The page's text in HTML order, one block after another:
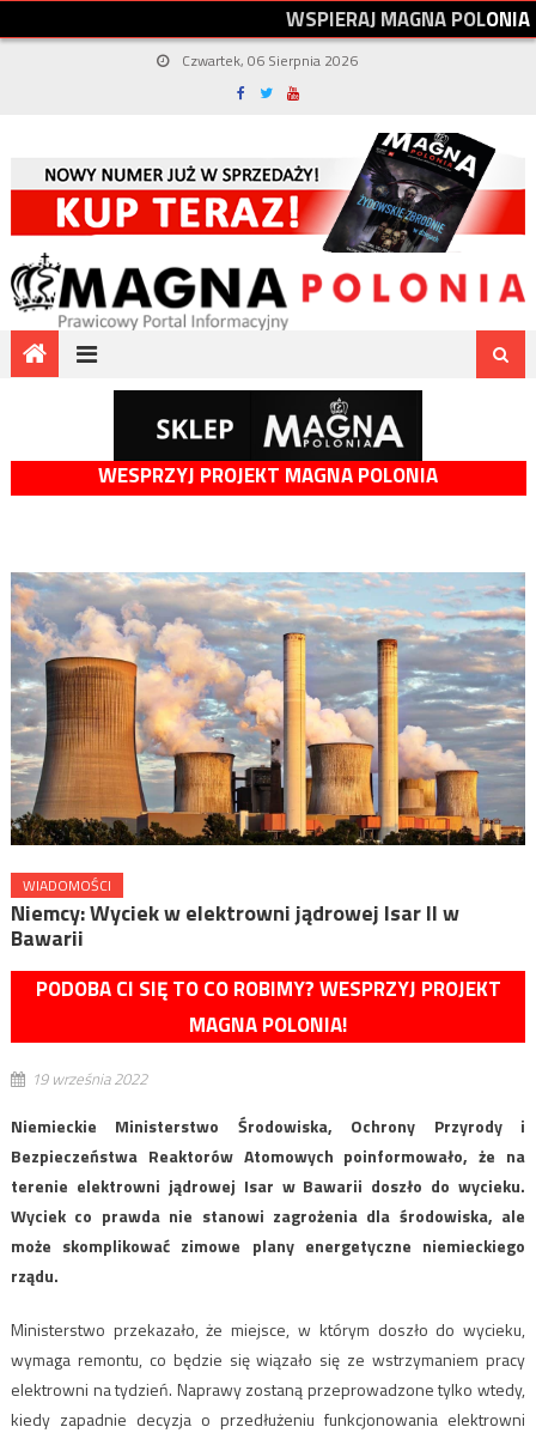
WSPIERAJMAGNAPOLONIA
Czwartek, 06 Sierpnia 2026
WESPRZYJ PROJEKT MAGNA POLONIA
WIADOMOŚCI
Niemcy: Wyciek w elektrowni jądrowej Isar II w
Bawarii
PODOBA CI SIĘ TO CO ROBIMY? WESPRZYJ PROJEKT
MAGNA POLONIA!
19 września 2022
Niemieckie Ministerstwo Środowiska, Ochrony Przyrody i
Bezpieczeństwa Reaktorów Atomowych poinformowało, że na
terenie elektrowni jądrowej Isar w Bawarii doszło do wycieku.
Wyciek co prawda nie stanowi zagrożenia dla środowiska, ale
może skomplikować zimowe plany energetyczne niemieckiego
rządu.
Ministerstwo przekazało, że miejsce, w którym doszło do wycieku,
wymaga remontu, co będzie się wiązało się ze wstrzymaniem pracy
elektrowni na tydzień. Naprawy zostaną przeprowadzone tylko wtedy,
kiedy zapadnie decyzja o przedłużeniu funkcjonowania elektrowni